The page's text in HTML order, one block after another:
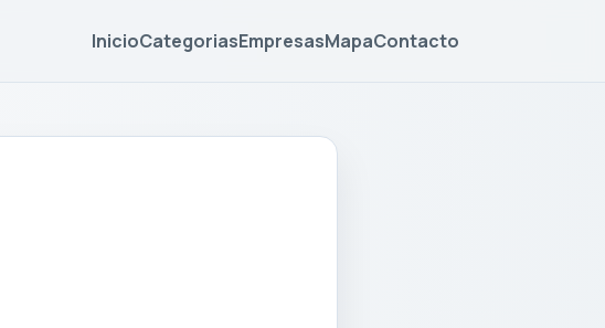
InicioCategoriasEmpresasMapaContacto